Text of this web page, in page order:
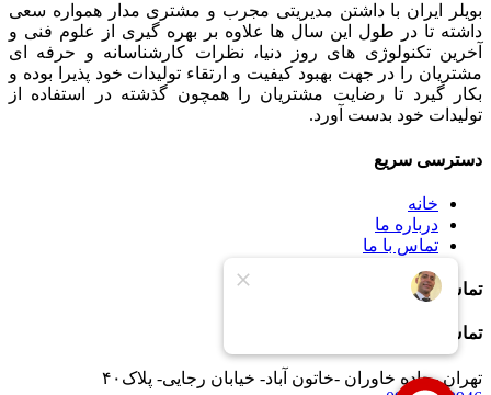
بویلر ایران با داشتن مدیریتی مجرب و مشتری مدار همواره سعی
داشته تا در طول این سال ها علاوه بر بهره گیری از علوم فنی و
آخرین تکنولوژی های روز دنیا، نظرات کارشناسانه و حرفه ای
مشتریان را در جهت بهبود کیفیت و ارتقاء تولیدات خود پذیرا بوده و
بکار گیرد تا رضایت مشتریان را همچون گذشته در استفاده از
تولیدات خود بدست آورد.
دسترسی سریع
خانه
درباره ما
تماس با ما
تماس با ما
تماس با ما
تهران -جاده خاوران -خاتون آباد- خیابان رجایی- پلاک۴۰